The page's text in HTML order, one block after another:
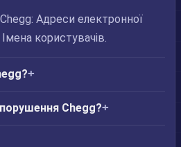
Адреси електронної
користувачів.
Chegg?